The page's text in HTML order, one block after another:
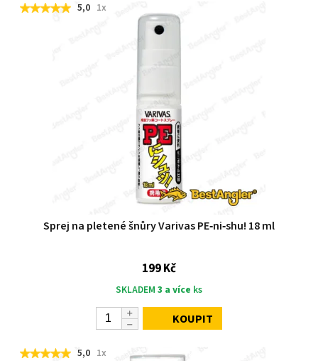
5,0 1x
Sprej na pletené šnůry Varivas PE‑ni‑shu! 18 ml
199 Kč
SKLADEM 3 a více ks
KOUPIT
5,0 1x